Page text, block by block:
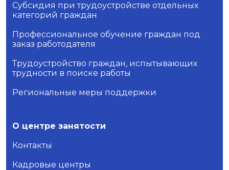
Субсидия при трудоустройстве отдельных
категорий граждан
Профессиональное обучение граждан под
заказ работодателя
Трудоустройство граждан, испытывающих
трудности в поиске работы
Региональные меры поддержки
О центре занятости
Контакты
Кадровые центры